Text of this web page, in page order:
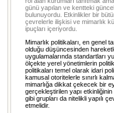
günü yapılan ve kentteki
bulunuyordu. Etkinlikler bir
çevrelerle ilişkisi ve mimarlık
ipuçları içeriyordu.
Mimarlık politikaları, en genel
olduğu düşüncesinden
uygulamalarında standartları
ölçekte yerel yönetimlerin
politikaları temel olarak idari
kamusal otoritelerle sınırlı
mimarlığa dikkat çekecek bir
gerçekleştirilen yapı
gibi grupları da nitelikli yapılı
etmelidir.